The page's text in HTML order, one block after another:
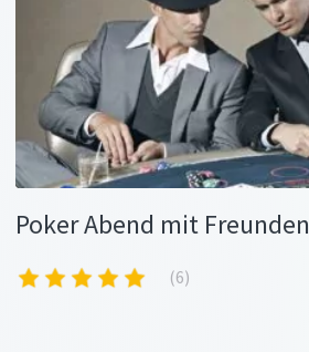
Poker Abend mit Freunden
(6)